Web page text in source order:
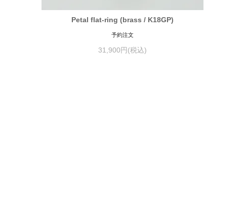
Petal flat-ring (brass / K18GP)
予約注文
31,900円(税込)